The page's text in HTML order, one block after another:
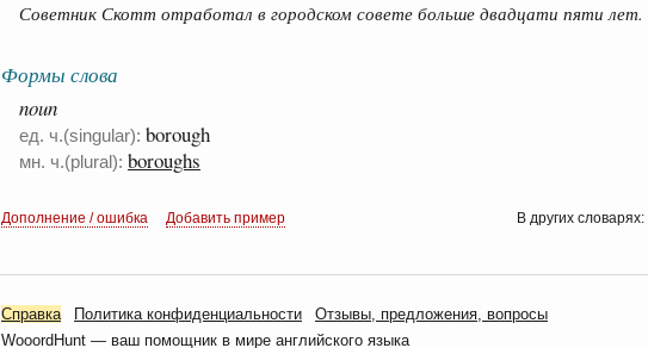
Советник Скотт отработал в городском совете больше двадцати пяти лет.
Формы слова
noun
ед. ч.(singular): borough
мн. ч.(plural): boroughs
Дополнение / ошибка Добавить пример В других словарях:
Справка Политика конфиденциальности
Oтзывы, предложения, вопросы
WooordHunt — ваш помощник в мире английского языка